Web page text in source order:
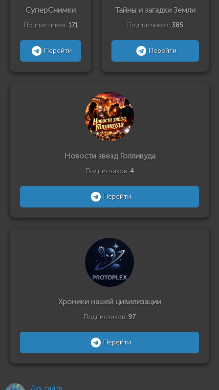
СуперСнимки
Подписчиков: 171
Перейти
Тайны и загадки Земли
Подписчиков: 385
Перейти
Новости звезд Голливуда
Подписчиков: 4
Перейти
Хроники нашей цивилизации
Подписчиков: 97
Перейти
Дух сайта